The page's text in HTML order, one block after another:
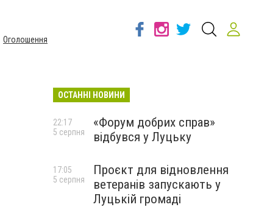
Оголошення
ОСТАННІ НОВИНИ
«Форум добрих справ»
відбувся у Луцьку
22:17
5 серпня
Проєкт для відновлення
ветеранів запускають у
Луцькій громаді
17:05
5 серпня